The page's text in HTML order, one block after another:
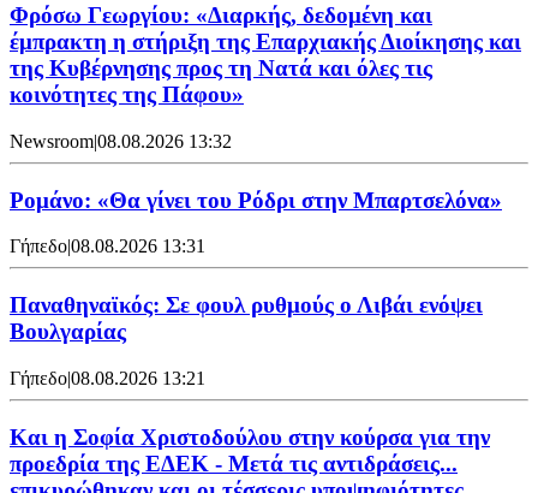
Φρόσω Γεωργίου: «Διαρκής, δεδομένη και
έμπρακτη η στήριξη της Επαρχιακής Διοίκησης και
της Κυβέρνησης προς τη Νατά και όλες τις
κοινότητες της Πάφου»
Newsroom|08.08.2026 13:32
Ρομάνο: «Θα γίνει του Ρόδρι στην Μπαρτσελόνα»
Γήπεδο|08.08.2026 13:31
Παναθηναϊκός: Σε φουλ ρυθμούς ο Λιβάι ενόψει
Βουλγαρίας
Γήπεδο|08.08.2026 13:21
Και η Σοφία Χριστοδούλου στην κούρσα για την
προεδρία της ΕΔΕΚ - Μετά τις αντιδράσεις...